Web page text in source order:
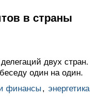
в страны
двух стран.
один на один.
финансы , энергетика